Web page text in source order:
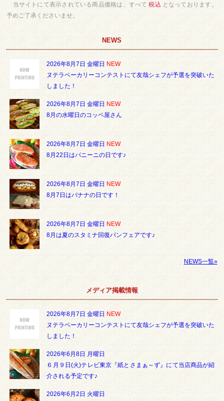
当サイトにて表示されている商品価格は、すべて 税込 となっております。
予めご了承くださいませ。
NEWS
2026年8月7日 金曜日 NEW
ヌテラベーカリーコンテストにて友哉シェフが予選を突破いた
しました！
2026年8月7日 金曜日 NEW
8月の水曜日のコッペ屋さん
2026年8月7日 金曜日 NEW
8月22日はパニーニの日です♪
2026年8月7日 金曜日 NEW
8月7日はバナナの日です！
2026年8月7日 金曜日 NEW
8月は夏のスタミナ回復パンフェアです♪
NEWS一覧»
メディア掲載情報
2026年8月7日 金曜日 NEW
ヌテラベーカリーコンテストにて友哉シェフが予選を突破いた
しました！
2026年6月8日 月曜日
６月９日(火)テレビ東京『紙とさまぁ～ず』にて当店商品が紹
介される予定です♪
2026年6月2日 火曜日